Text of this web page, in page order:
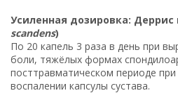
Усиленная дозировка:
scandens)
По 20 капель 3 раза в день при
боли, тяжёлых формах
посттравматическом периоде
воспалении капсулы сустава.